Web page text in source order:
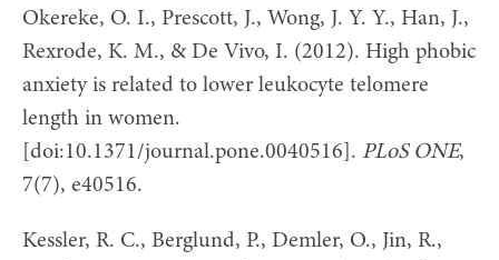
Okereke, O. I., Prescott, J., Wong, J. Y. Y., Han, J.,
Rexrode, K. M., & De Vivo, I. (2012). High phobic
anxiety is related to lower leukocyte telomere
length in women.
[doi:10.1371/journal.pone.0040516]. PLoS ONE,
7(7), e40516.
Kessler, R. C., Berglund, P., Demler, O., Jin, R.,